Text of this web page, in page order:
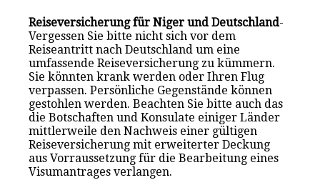
Reiseversicherung für Niger und Deutschland-
Vergessen Sie bitte nicht sich vor dem
Reiseantritt nach Deutschland um eine
umfassende Reiseversicherung zu kümmern.
Sie könnten krank werden oder Ihren Flug
verpassen. Persönliche Gegenstände können
gestohlen werden. Beachten Sie bitte auch das
die Botschaften und Konsulate einiger Länder
mittlerweile den Nachweis einer gültigen
Reiseversicherung mit erweiterter Deckung
aus Vorraussetzung für die Bearbeitung eines
Visumantrages verlangen.